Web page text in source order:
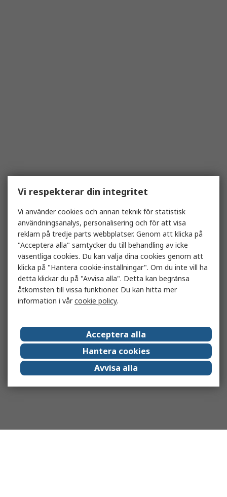
Vi respekterar din integritet
Vi använder cookies och annan teknik för statistisk
användningsanalys, personalisering och för att visa
reklam på tredje parts webbplatser. Genom att klicka på
"Acceptera alla" samtycker du till behandling av icke
väsentliga cookies. Du kan välja dina cookies genom att
klicka på "Hantera cookie-inställningar". Om du inte vill ha
detta klickar du på "Avvisa alla". Detta kan begränsa
åtkomsten till vissa funktioner. Du kan hitta mer
information i vårcookie policy.
Acceptera alla
Hantera cookies
Avvisa alla